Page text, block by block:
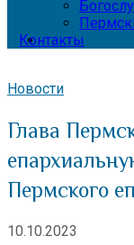
Контакты
Новости
Глава
Пермского
10.10.2023